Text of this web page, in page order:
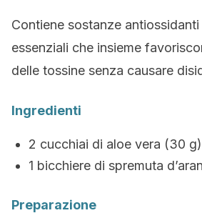
Contiene sostanze antiossidanti
essenziali che insieme
delle tossine senza causare
Ingredienti
2 cucchiai di aloe vera (30 g)
1 bicchiere di spremuta
Preparazione